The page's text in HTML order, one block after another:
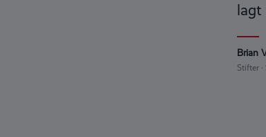
lagt
Brian
Stifter ·